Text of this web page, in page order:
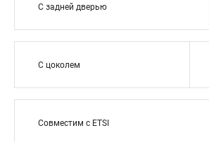
С задней дверью
С цоколем
Совместим с ETSI